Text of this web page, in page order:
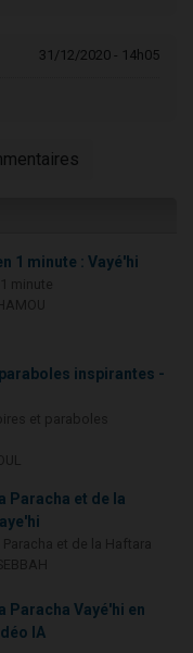
31/12/2020 - 14h05
1 minute : Vayé'hi
inspirantes -
Paracha et de la
Paracha Vayé'hi en
IA